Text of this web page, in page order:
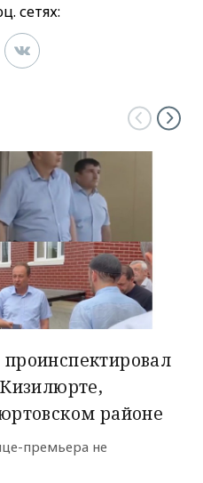
сетях:
районе
премьера не